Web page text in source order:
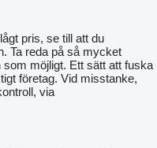
pris, se till att du
Ta reda på så mycket
möjligt. Ett sätt att fuska
företag. Vid misstanke,
via